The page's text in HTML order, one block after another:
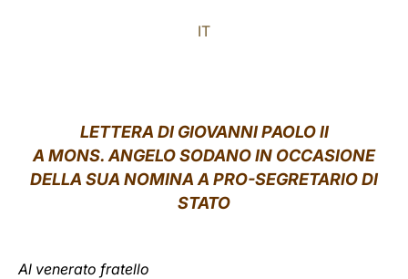
IT
LETTERA DI GIOVANNI PAOLO II
A MONS. ANGELO SODANO IN OCCASIONE
DELLA SUA NOMINA A PRO-SEGRETARIO DI
STATO
Al venerato fratello